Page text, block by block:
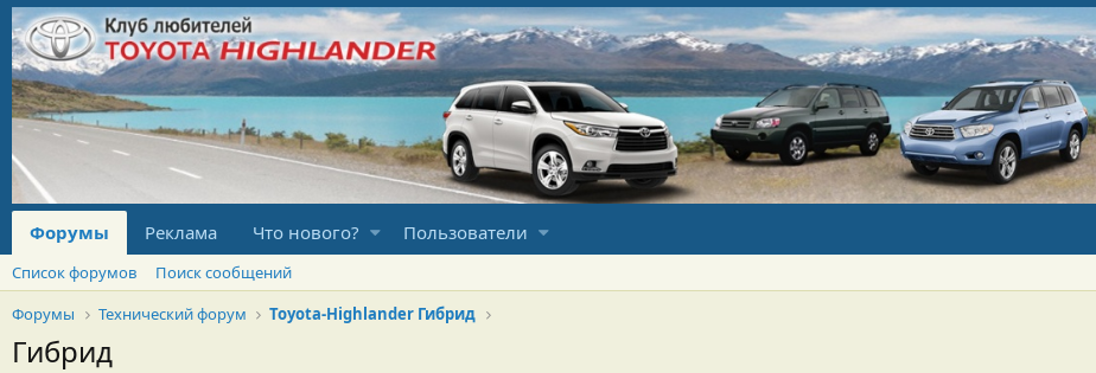
Форумы Реклама Что нового? Пользователи
Список форумов
Поиск сообщений
Форумы
Технический форум Toyota-Highlander Гибрид
Гибрид